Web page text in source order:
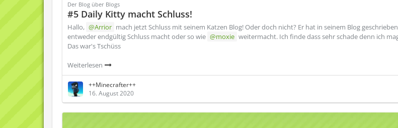
Der Blog über Blogs
#5 Daily Kitty macht Schluss!
Hallo, Arrior mach jetzt Schluss mit seinem Katzen Blog! Oder doch nicht? Er hat in seinem Blog
entweder endgültig Schluss macht oder so wie
moxie weitermacht. Ich finde dass sehr schade denn ich
Das war's Tschüss
Weiterlesen
++Minecrafter++
16. August 2020